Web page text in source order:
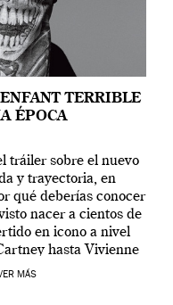
TERRIBLE
ÉPOCA
tráiler sobre el nuevo
y trayectoria, en
qué deberías conocer
nacer a cientos de
en icono a nivel
hasta Vivienne
[…]
MÁS